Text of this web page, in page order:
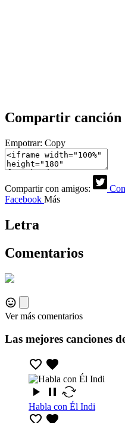
Compartir canción
Empotrar: Copy
Compartir con amigos:
Facebook Más
Letra
Comentarios
Ver más comentarios
Las mejores canciones
Habla con Él Indi